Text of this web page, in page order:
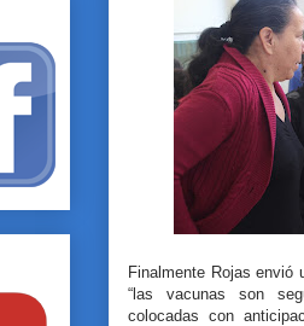
Finalmente Rojas envió
“las vacunas son
colocadas con